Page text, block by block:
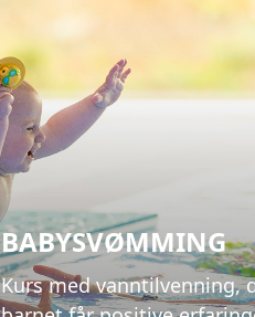
Kurs med vanntilvenning,
barnet får positive
bassenget. Kurs én dag i
uker.
Våre kurs for babyer